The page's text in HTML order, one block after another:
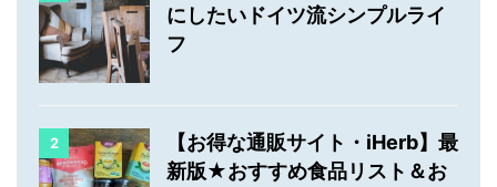
にしたいドイツ流シンプルライ
フ
2
【お得な通販サイト・iHerb】最
新版★おすすめ食品リスト＆お